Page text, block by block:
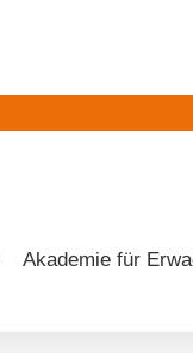
Akademie für